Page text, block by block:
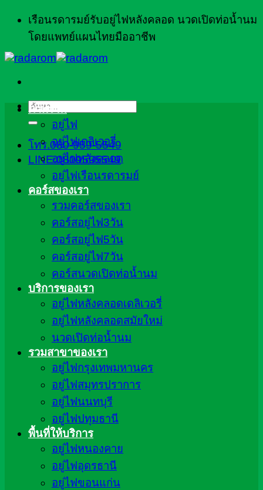
ข้าม
ยัง
เรือนรดารมย์รับอยู่ไฟหลังคลอด นวดเปิดท่อน้ำนม
โดยแพทย์แผนไทยมืออาชีพ
ค้นหา:
โทร.080-959-5549
LINE:0809595549
ภาพรวม
อยู่ไฟ
อยู่ไฟเดลิเวอรี่
อยู่ไฟหลังคลอด
อยู่ไฟเรือนรดารมย์
คอร์สของเรา
รวมคอร์สของเรา
คอร์สอยู่ไฟ3วัน
คอร์สอยู่ไฟ5วัน
คอร์สอยู่ไฟ7วัน
คอร์สนวดเปิดท่อน้ำนม
บริการของเรา
อยู่ไฟหลังคลอดเดลิเวอรี่
อยู่ไฟหลังคลอดสมัยใหม่
นวดเปิดท่อน้ำนม
รวมสาขาของเรา
อยู่ไฟกรุงเทพมหานคร
อยู่ไฟสมุทรปราการ
อยู่ไฟนนทบุรี
อยู่ไฟปทุมธานี
พื้นที่ให้บริการ
อยู่ไฟหนองคาย
อยู่ไฟอุดรธานี
อยู่ไฟขอนแก่น